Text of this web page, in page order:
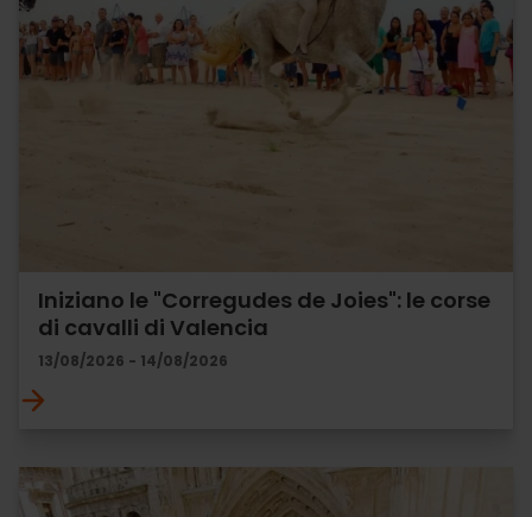
Iniziano le "Corregudes de Joies": le corse
di cavalli di Valencia
13/08/2026 - 14/08/2026